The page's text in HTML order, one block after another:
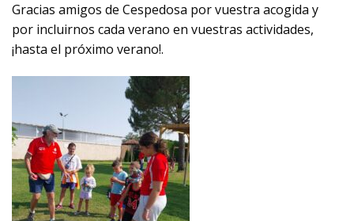
Gracias amigos de Cespedosa por vuestra acogida y
por incluirnos cada verano en vuestras actividades,
¡hasta el próximo verano!.